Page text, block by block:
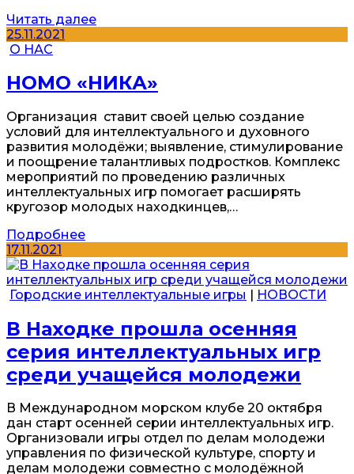
Читать далее
25.11.2021
О НАС
НОМО «НИКА»
Организация ставит своей целью создание
условий для интеллектуального и духовного
развития молодёжи; выявление, стимулирование
и поощрение талантливых подростков. Комплекс
мероприятий по проведению различных
интеллектуальных игр помогает расширять
кругозор молодых находкинцев,…
Подробнее
17.11.2021
Городские интеллектуальные игры | НОВОСТИ
В Находке прошла осенняя
серия интеллектуальных игр
среди учащейся молодежи
В Международном морском клубе 20 октября
дан старт осенней серии интеллектуальных игр.
Организовали игры отдел по делам молодежи
управления по физической культуре, спорту и
делам молодежи совместно с молодёжной